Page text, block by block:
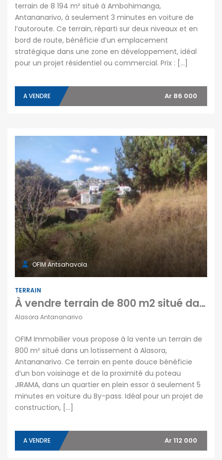
terrain de 8 194 m² situé à Ambohimanga,
Antananarivo, à seulement 3 minutes en voiture de
l’autoroute. Ce terrain, réparti sur deux niveaux et en
bord de route, bénéficie d’un emplacement
stratégique dans une zone en développement, idéal
pour un projet résidentiel ou commercial. Prix : […]
A VENDRE Ar 86 000
OFIM Antsahavola
TERRAIN
À vendre terrain de 800 m2 situé dans un lotissement à Alasora, Antananarivo
Alasora Antananarivo
OFIM Immobilier vous propose à la vente un terrain de
800 m² situé dans un lotissement à Alasora,
Antananarivo. Ce terrain en pente douce bénéficie
d’un bon voisinage et de la proximité du poteau
JIRAMA, dans un quartier en plein essor à seulement 5
minutes en voiture du By-pass. Idéal pour un projet de
construction, […]
A VENDRE Ar 112 000